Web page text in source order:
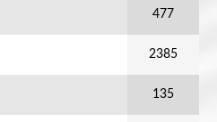
477
2385
135